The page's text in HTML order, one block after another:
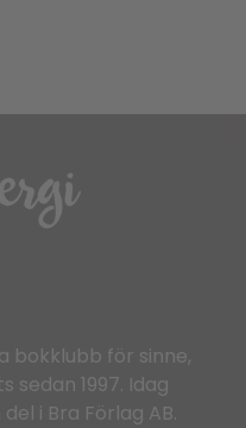
bokklubb för sinne,
sedan 1997. Idag
i Bra Förlag AB.